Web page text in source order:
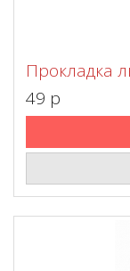
Прокладка
49 p